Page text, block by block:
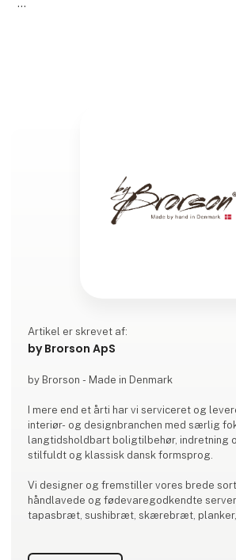
Artikel er skrevet af:
by Brorson ApS
by Brorson - Made in Denmark
I mere end et årti har vi serviceret og
interiør- og designbranchen med særlig
langtidsholdbart boligtilbehør, indretning
stilfuldt og klassisk dansk formsprog.
Vi designer og fremstiller vores brede
håndlavede og fødevaregodkendte
tapasbræt, sushibræt, skærebræt, planker,